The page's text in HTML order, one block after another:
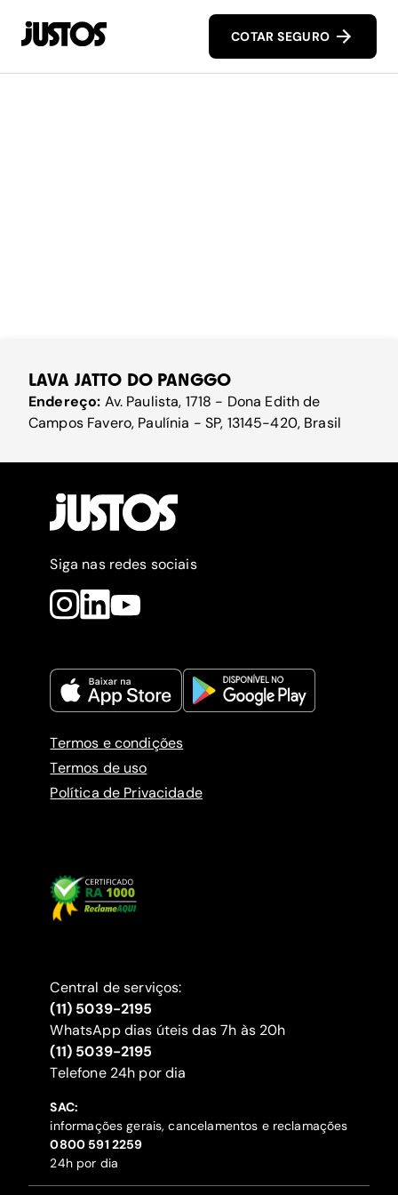
COTAR SEGURO
LAVA JATTO DO PANGGO
Endereço: Av. Paulista, 1718 - Dona Edith de
Campos Favero, Paulínia - SP, 13145-420, Brasil
Siga nas redes sociais
Termos e condições
Termos de uso
Política de Privacidade
Central de serviços:
(11) 5039-2195
WhatsApp dias úteis das 7h às 20h
(11) 5039-2195
‍Telefone 24h por dia
SAC:
informações gerais, cancelamentos e reclamações
‍0800 591 2259
24h por dia